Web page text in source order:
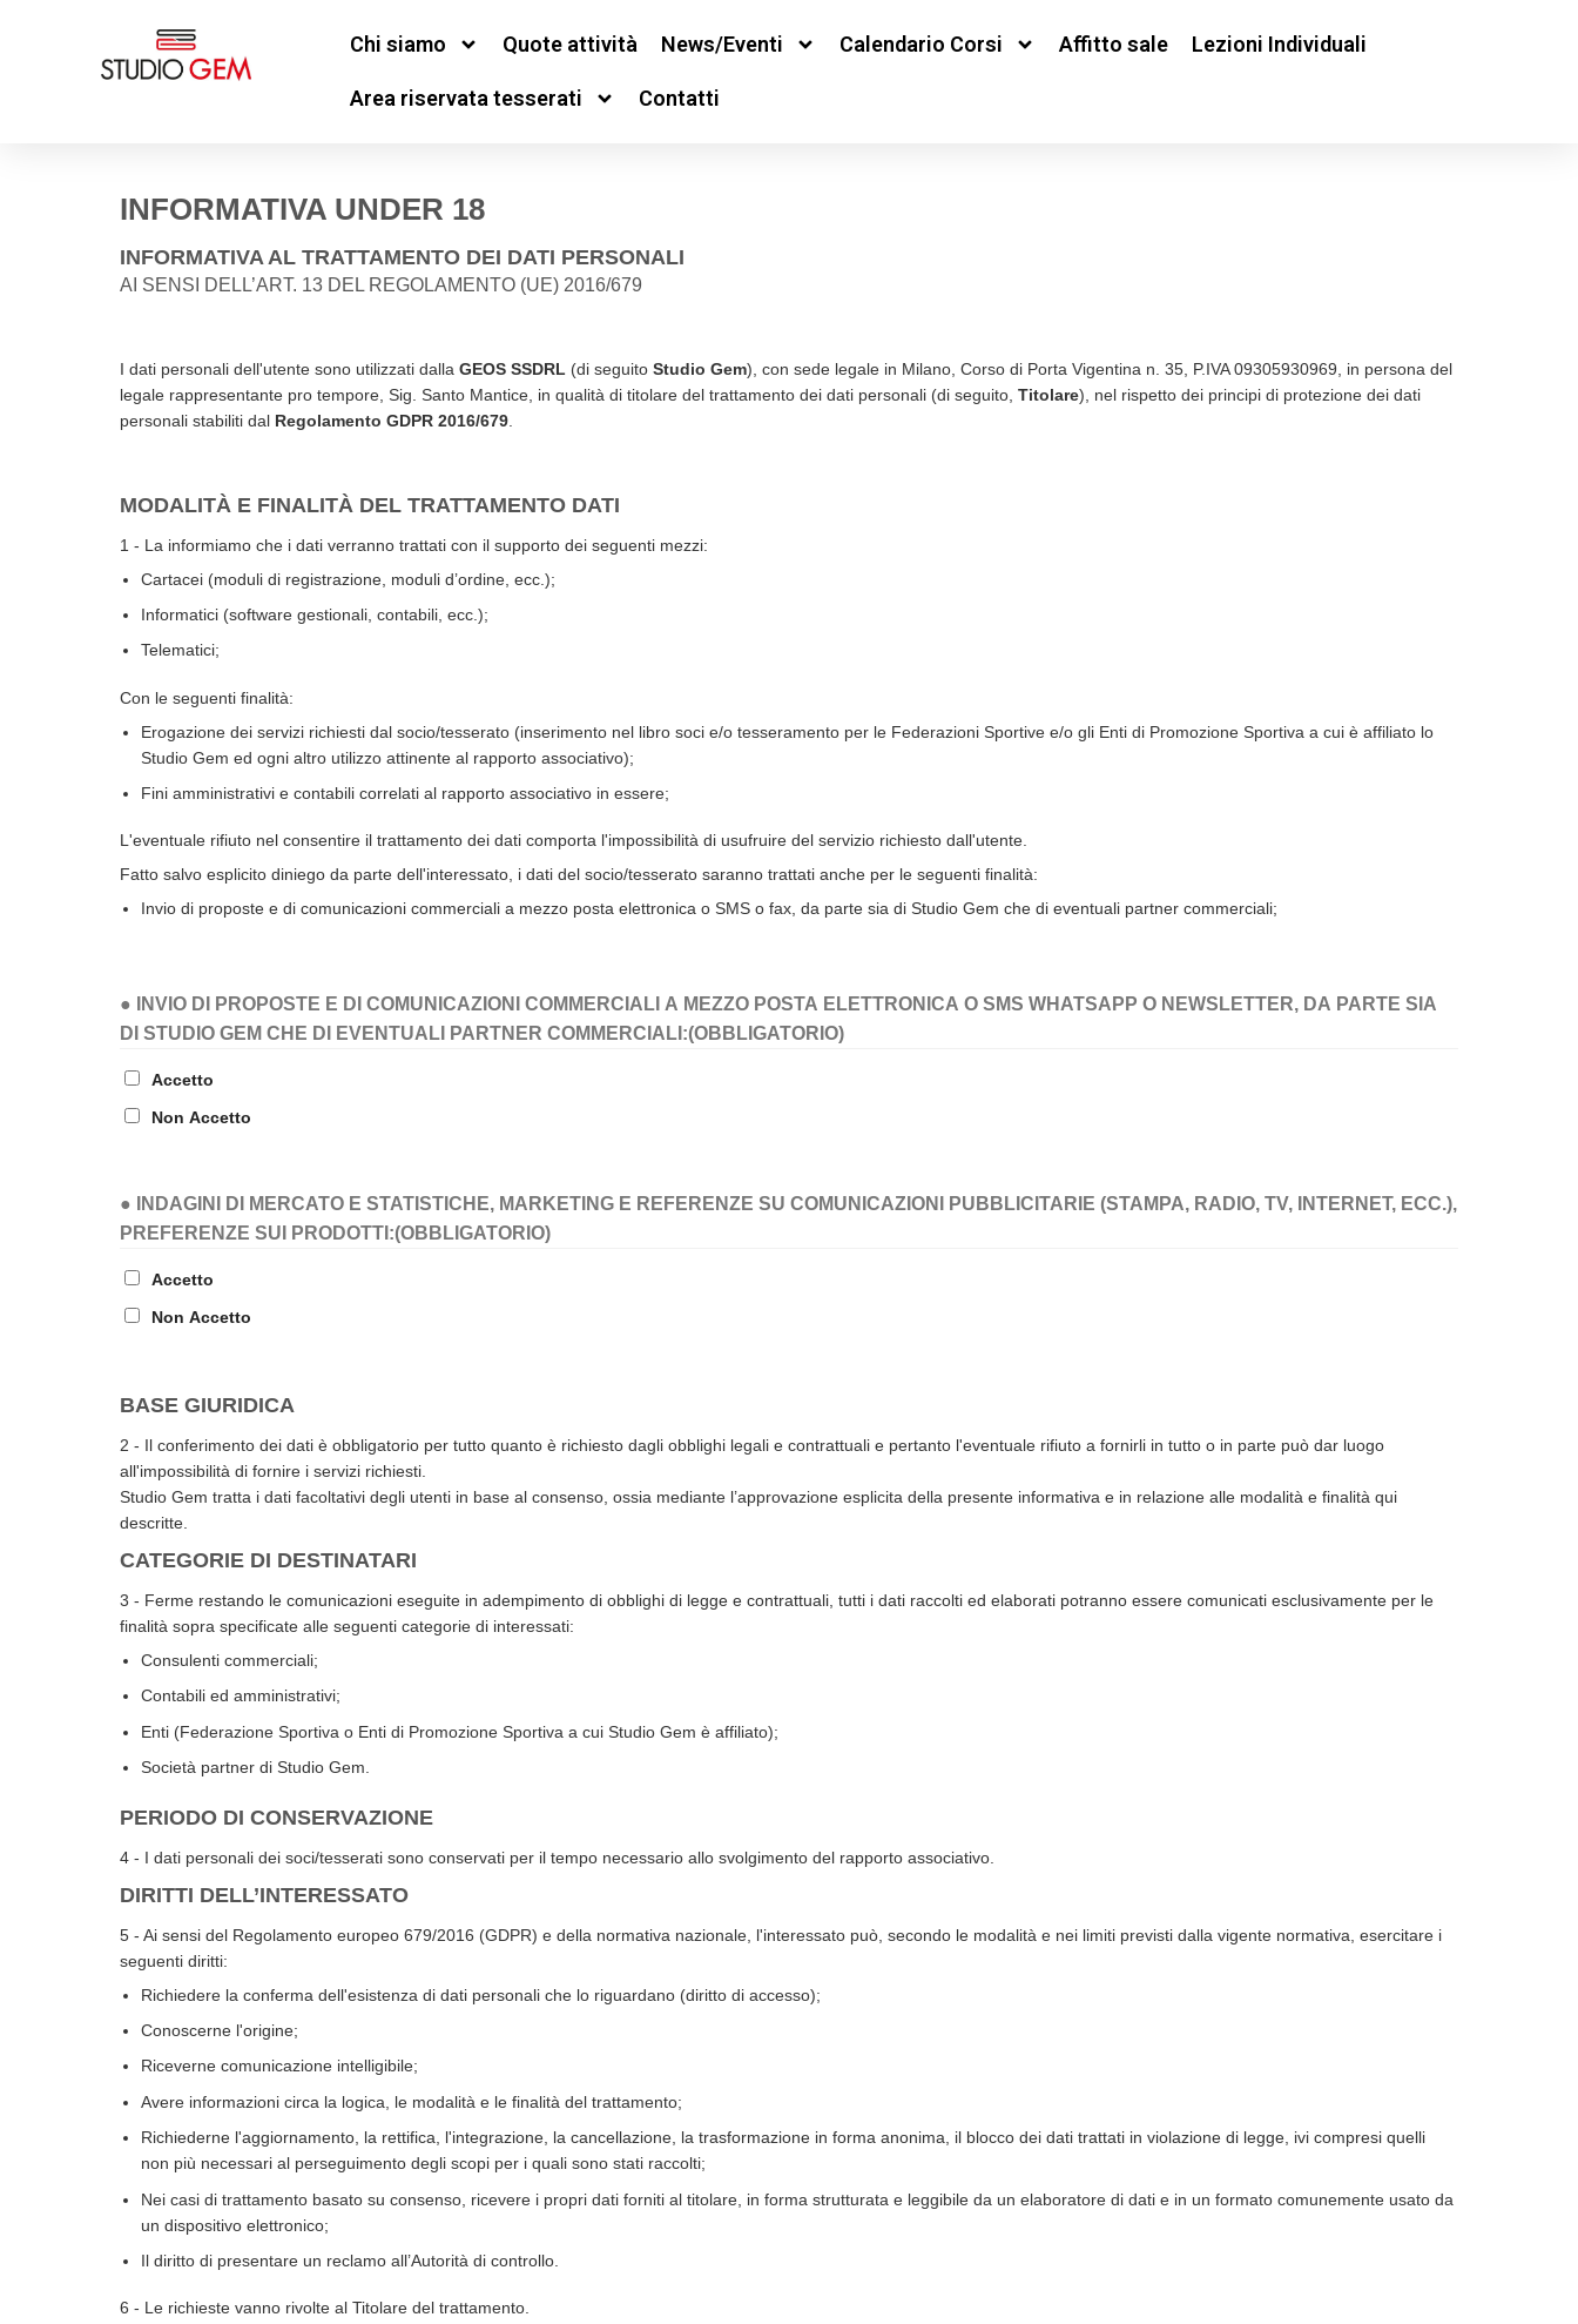
Chi siamo Quote attività News/Eventi Calendario Corsi Affitto sale Lezioni Individuali
Area riservata tesserati Contatti
INFORMATIVA UNDER 18
INFORMATIVA AL TRATTAMENTO DEI DATI PERSONALI
AI SENSI DELL’ART. 13 DEL REGOLAMENTO (UE) 2016/679
I dati personali dell'utente sono utilizzati dalla GEOS SSDRL (di seguito Studio Gem), con sede legale in Milano, Corso di Porta Vigentina n. 35, P.IVA 09305930969, in persona del
legale rappresentante pro tempore, Sig. Santo Mantice, in qualità di titolare del trattamento dei dati personali (di seguito, Titolare), nel rispetto dei principi di protezione dei dati
personali stabiliti dal Regolamento GDPR 2016/679
MODALITÀ E FINALITÀ DEL TRATTAMENTO DATI
1 - La informiamo che i dati verranno trattati con il supporto dei seguenti mezzi:
Cartacei (moduli di registrazione, moduli d’ordine, ecc.);
Informatici (software gestionali, contabili, ecc.);
Telematici;
Con le seguenti finalità:
Erogazione dei servizi richiesti dal socio/tesserato (inserimento nel libro soci e/o tesseramento per le Federazioni Sportive e/o gli Enti di Promozione Sportiva a cui è affiliato lo
Studio Gem ed ogni altro utilizzo attinente al rapporto associativo);
Fini amministrativi e contabili correlati al rapporto associativo in essere;
L'eventuale rifiuto nel consentire il trattamento dei dati comporta l'impossibilità di usufruire del servizio richiesto dall'utente.
Fatto salvo esplicito diniego da parte dell'interessato, i dati del socio/tesserato saranno trattati anche per le seguenti finalità:
Invio di proposte e di comunicazioni commerciali a mezzo posta elettronica o SMS o fax, da parte sia di Studio Gem che di eventuali partner commerciali;
● INVIO DI PROPOSTE E DI COMUNICAZIONI COMMERCIALI A MEZZO POSTA ELETTRONICA O SMS WHATSAPP O NEWSLETTER, DA PARTE SIA
DI STUDIO GEM CHE DI EVENTUALI PARTNER COMMERCIALI:(OBBLIGATORIO)
Accetto
Non Accetto
● INDAGINI DI MERCATO E STATISTICHE, MARKETING E REFERENZE SU COMUNICAZIONI PUBBLICITARIE (STAMPA, RADIO, TV, INTERNET, ECC.),
PREFERENZE SUI PRODOTTI:(OBBLIGATORIO)
Accetto
Non Accetto
BASE GIURIDICA
2 - Il conferimento dei dati è obbligatorio per tutto quanto è richiesto dagli obblighi legali e contrattuali e pertanto l'eventuale rifiuto a fornirli in tutto o in parte può dar luogo
all'impossibilità di fornire i servizi richiesti.
Studio Gem tratta i dati facoltativi degli utenti in base al consenso, ossia mediante l’approvazione esplicita della presente informativa e in relazione alle modalità e finalità qui
descritte.
CATEGORIE DI DESTINATARI
3 - Ferme restando le comunicazioni eseguite in adempimento di obblighi di legge e contrattuali, tutti i dati raccolti ed elaborati potranno essere comunicati esclusivamente per le
finalità sopra specificate alle seguenti categorie di interessati:
Consulenti commerciali;
Contabili ed amministrativi;
Enti (Federazione Sportiva o Enti di Promozione Sportiva a cui Studio Gem è affiliato);
Società partner di Studio Gem.
PERIODO DI CONSERVAZIONE
4 - I dati personali dei soci/tesserati sono conservati per il tempo necessario allo svolgimento del rapporto associativo.
DIRITTI DELL’INTERESSATO
5 - Ai sensi del Regolamento europeo 679/2016 (GDPR) e della normativa nazionale, l'interessato può, secondo le modalità e nei limiti previsti dalla vigente normativa, esercitare i
seguenti diritti:
Richiedere la conferma dell'esistenza di dati personali che lo riguardano (diritto di accesso);
Conoscerne l'origine;
Riceverne comunicazione intelligibile;
Avere informazioni circa la logica, le modalità e le finalità del trattamento;
Richiederne l'aggiornamento, la rettifica, l'integrazione, la cancellazione, la trasformazione in forma anonima, il blocco dei dati trattati in violazione di legge, ivi compresi quelli
non più necessari al perseguimento degli scopi per i quali sono stati raccolti;
Nei casi di trattamento basato su consenso, ricevere i propri dati forniti al titolare, in forma strutturata e leggibile da un elaboratore di dati e in un formato comunemente usato da
un dispositivo elettronico;
Il diritto di presentare un reclamo all’Autorità di controllo.
6 - Le richieste vanno rivolte al Titolare del trattamento.